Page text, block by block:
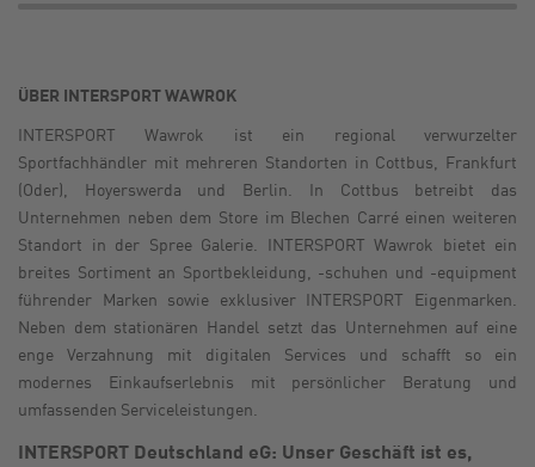
ÜBER INTERSPORT WAWROK
INTERSPORT Wawrok ist ein regional verwurzelter
Sportfachhändler mit mehreren Standorten in Cottbus, Frankfurt
(Oder), Hoyerswerda und Berlin. In Cottbus betreibt das
Unternehmen neben dem Store im Blechen Carré einen weiteren
Standort in der Spree Galerie. INTERSPORT Wawrok bietet ein
breites Sortiment an Sportbekleidung, -schuhen und -equipment
führender Marken sowie exklusiver INTERSPORT Eigenmarken.
Neben dem stationären Handel setzt das Unternehmen auf eine
enge Verzahnung mit digitalen Services und schafft so ein
modernes Einkaufserlebnis mit persönlicher Beratung und
umfassenden Serviceleistungen.
INTERSPORT Deutschland eG: Unser Geschäft ist es,